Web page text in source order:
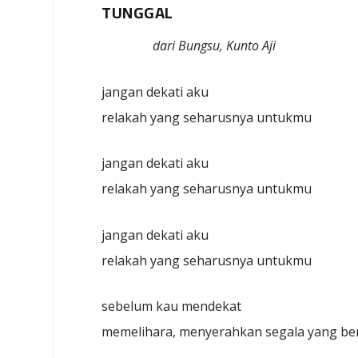
TUNGGAL
dari Bungsu, Kunto Aji
jangan dekati aku
relakah yang seharusnya untukmu
jangan dekati aku
relakah yang seharusnya untukmu
jangan dekati aku
relakah yang seharusnya untukmu
sebelum kau mendekat
memelihara, menyerahkan segala yang